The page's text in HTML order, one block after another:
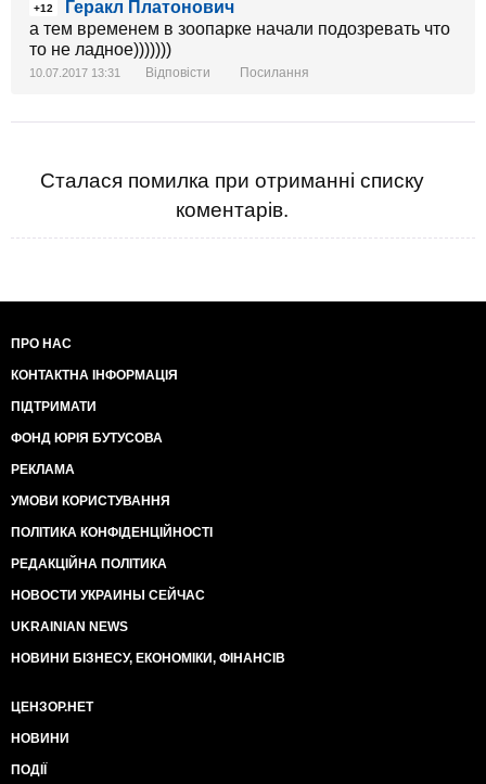
+12
Геракл Платонович
а тем временем в зоопарке начали подозревать что
то не ладное)))))))
10.07.2017 13:31 Відповісти Посилання
Сталася помилка при отриманні списку
коментарів.
ПРО НАС
КОНТАКТНА ІНФОРМАЦІЯ
ПІДТРИМАТИ
ФОНД ЮРІЯ БУТУСОВА
РЕКЛАМА
УМОВИ КОРИСТУВАННЯ
ПОЛІТИКА КОНФІДЕНЦІЙНОСТІ
РЕДАКЦІЙНА ПОЛІТИКА
НОВОСТИ УКРАИНЫ СЕЙЧАС
UKRAINIAN NEWS
НОВИНИ БІЗНЕСУ, ЕКОНОМІКИ, ФІНАНСІВ
ЦЕНЗОР.НЕТ
НОВИНИ
ПОДІЇ